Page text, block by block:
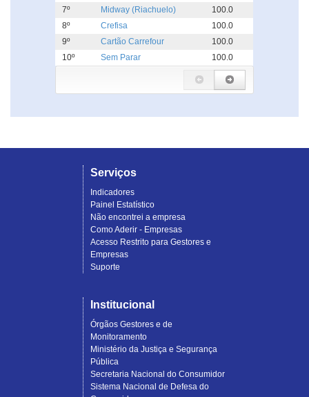
7º Midway (Riachuelo)
100.0
8º
Crefisa
100.0
9º
Cartão Carrefour
100.0
10º
Sem Parar 100.0
Serviços
Indicadores
Painel Estatístico
Não encontrei a empresa
Como Aderir - Empresas
Acesso Restrito para Gestores e
Empresas
Suporte
Institucional
Órgãos Gestores e de
Monitoramento
Ministério da Justiça e Segurança
Pública
Secretaria Nacional do Consumidor
Sistema Nacional de Defesa do